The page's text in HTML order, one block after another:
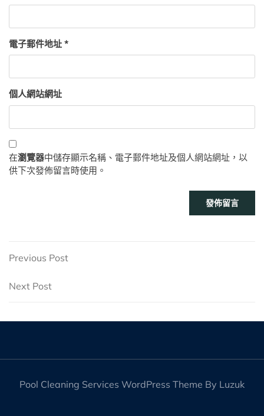
電子郵件地址 *
個人網站網址
在瀏覽器中儲存顯示名稱、電子郵件地址及個人網站網址，以
供下次發佈留言時使用。
文
章
覽
Previous
Previous Post
Next
Next Post
Pool Cleaning Services WordPress Theme By Luzuk